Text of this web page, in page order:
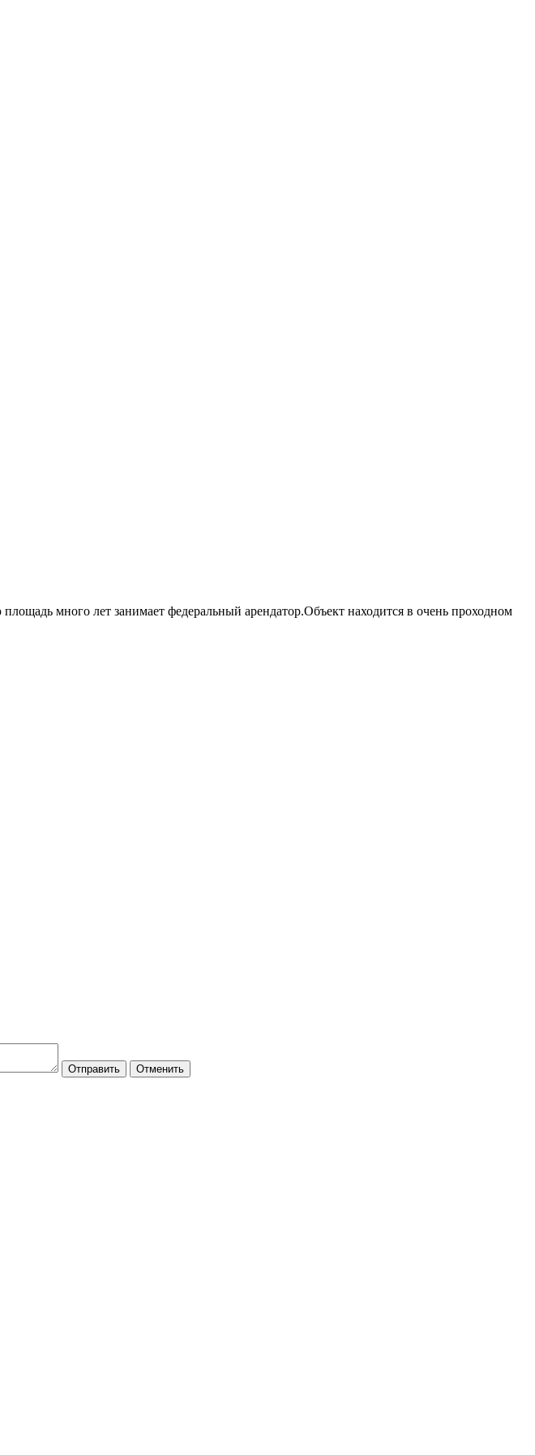
много лет занимает федеральный арендатор.Объект находится в очень проходном